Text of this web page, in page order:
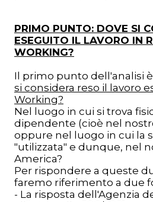
PRIMO PUNTO: DOVE SI
ESEGUITO IL LAVORO IN
WORKING?
Il primo punto dell'analisi
si considera reso il lavoro
Working?
Nel luogo in cui si trova
dipendente (cioè nel
oppure nel luogo in cui la
"utilizzata" e dunque, nel
America?
Per rispondere a queste
faremo riferimento a due
- La risposta dell'Agenzia